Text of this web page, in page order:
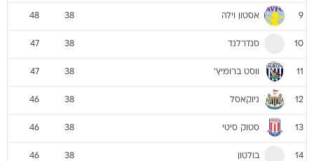
9 אסטון וילה 38
48
10 סנדרלנד 38
47
11 ווסט ברומיץ' 38
47
12 ניוקאסל 38
46
13 סטוק סיטי 38
46
14 בולטון 38
46